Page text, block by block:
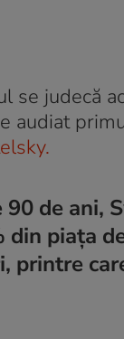
se judecă
audiat
de ani,
piața
printre